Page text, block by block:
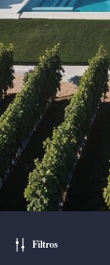
Filtros